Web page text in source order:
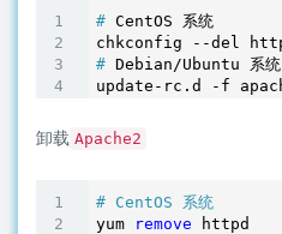
# CentOS 系统
# Debian/Ubuntu 系统
卸载 Apache2
# CentOS 系统
yum
remove